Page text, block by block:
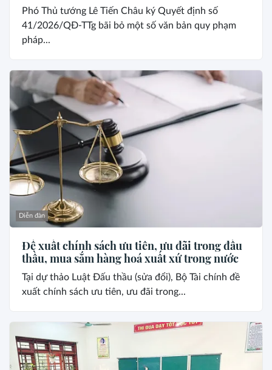
Phó Thủ tướng Lê Tiến Châu ký Quyết định số
41/2026/QĐ-TTg bãi bỏ một số văn bản quy phạm
pháp...
Diễn đàn
Đề xuất chính sách ưu tiên, ưu đãi trong đấu
thầu, mua sắm hàng hoá xuất xứ trong nước
Tại dự thảo Luật Đấu thầu (sửa đổi), Bộ Tài chính đề
xuất chính sách ưu tiên, ưu đãi trong...